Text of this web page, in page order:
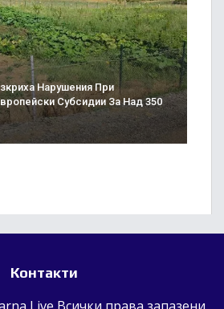
Нарушения При
Субсидии За Над 350
Контакти